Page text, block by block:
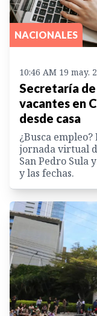
NACIONALES
10:46 AM 19 may.
Secretaría
vacantes en
desde casa
¿Busca
jornada virtual
San Pedro Sula
y las fechas.